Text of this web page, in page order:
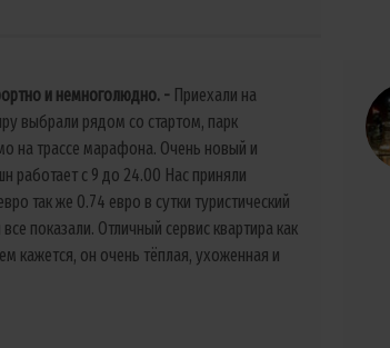
и немноголюдно.
Приехали на
выбрали рядом со стартом, парк
на трассе марафона. Очень новый и
работает с 9 до 24.00 Нас приняли
так же 0.74 евро в сутки туристический
показали. Отличный сервис квартира как
кажется, он очень тёплая, ухоженная и